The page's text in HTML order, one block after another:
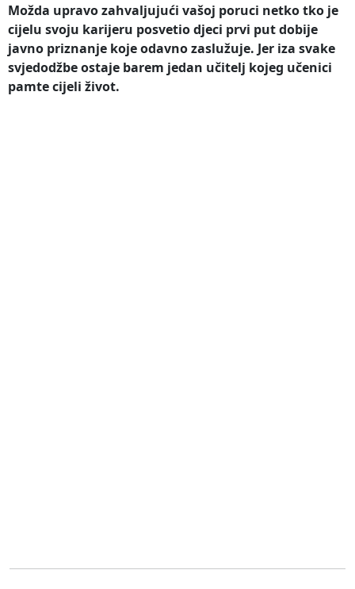
Možda upravo zahvaljujući vašoj poruci netko tko je
cijelu svoju karijeru posvetio djeci prvi put dobije
javno priznanje koje odavno zaslužuje. Jer iza svake
svjedodžbe ostaje barem jedan učitelj kojeg učenici
pamte cijeli život.